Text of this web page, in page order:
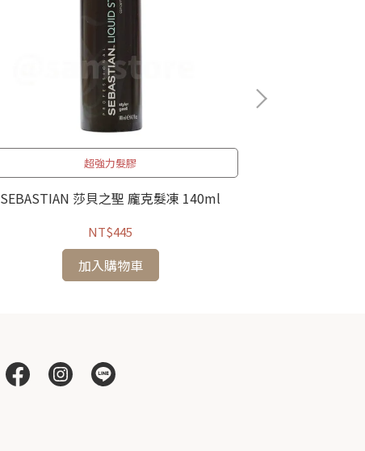
超強力髮膠
SEBASTIAN 莎貝之聖 龐克髮凍 140ml
NT$445
加入購物車